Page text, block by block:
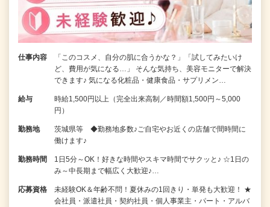
仕事内容
「このコスメ、自分の肌に合うかな？」「試してみたいけ
ど、費用が気になる…」 そんな気持ち、美容モニターで解決
できます♪ 気になる化粧品・健康食品・サプリメン…
給与
時給1,500円以上（完全出来高制／時間額1,500円～5,000
円）
勤務地
茨城県等 ◆勤務地多数♪ご自宅やお近くの店舗で間時間に
働けます♪
勤務時間
1日5分～OK！好きな時間やスキマ時間でサクッと♪ ☆1日の
み～中長期まで幅広く大歓迎♪…
応募資格
未経験OK＆年齢不問！夏休みの1回きり・単発も大歓迎！ ★
会社員・派遣社員・契約社員・個人事業主・パート・アルバ